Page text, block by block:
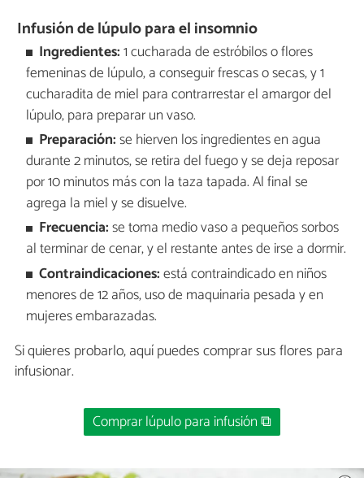
Infusión de lúpulo para el insomnio
Ingredientes:1 cucharada de estróbilos o flores
femeninas de lúpulo, a conseguir frescas o secas, y 1
cucharadita de miel para contrarrestar el amargor del
lúpulo, para preparar un vaso.
Preparación:se hierven los ingredientes en agua
durante 2 minutos, se retira del fuego y se deja reposar
por 10 minutos más con la taza tapada. Al final se
agrega la miel y se disuelve.
Frecuencia:se toma medio vaso a pequeños sorbos
al terminar de cenar, y el restante antes de irse a dormir.
Contraindicaciones:está contraindicado en niños
menores de 12 años, uso de maquinaria pesada y en
mujeres embarazadas.
Si quieres probarlo, aquí puedes comprar sus flores para
infusionar.
Comprar lúpulo para infusión ⧉